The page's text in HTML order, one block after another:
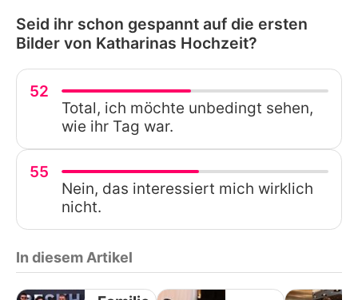
Seid ihr schon gespannt auf die ersten
Bilder von Katharinas Hochzeit?
52
Total, ich möchte unbedingt sehen,
wie ihr Tag war.
55
Nein, das interessiert mich wirklich
nicht.
In diesem Artikel